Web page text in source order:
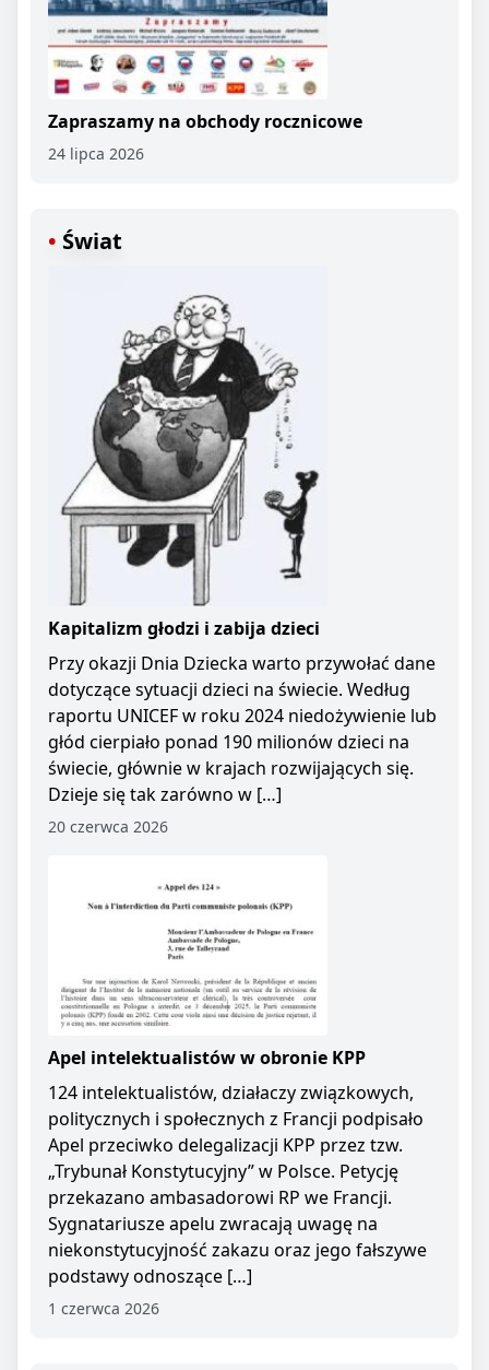
Zapraszamy na obchody rocznicowe
24 lipca 2026
Świat
Kapitalizm głodzi i zabija dzieci
Przy okazji Dnia Dziecka warto przywołać dane
dotyczące sytuacji dzieci na świecie. Według
raportu UNICEF w roku 2024 niedożywienie lub
głód cierpiało ponad 190 milionów dzieci na
świecie, głównie w krajach rozwijających się.
Dzieje się tak zarówno w […]
20 czerwca 2026
Apel intelektualistów w obronie KPP
124 intelektualistów, działaczy związkowych,
politycznych i społecznych z Francji podpisało
Apel przeciwko delegalizacji KPP przez tzw.
„Trybunał Konstytucyjny” w Polsce. Petycję
przekazano ambasadorowi RP we Francji.
Sygnatariusze apelu zwracają uwagę na
niekonstytucyjność zakazu oraz jego fałszywe
podstawy odnoszące […]
1 czerwca 2026